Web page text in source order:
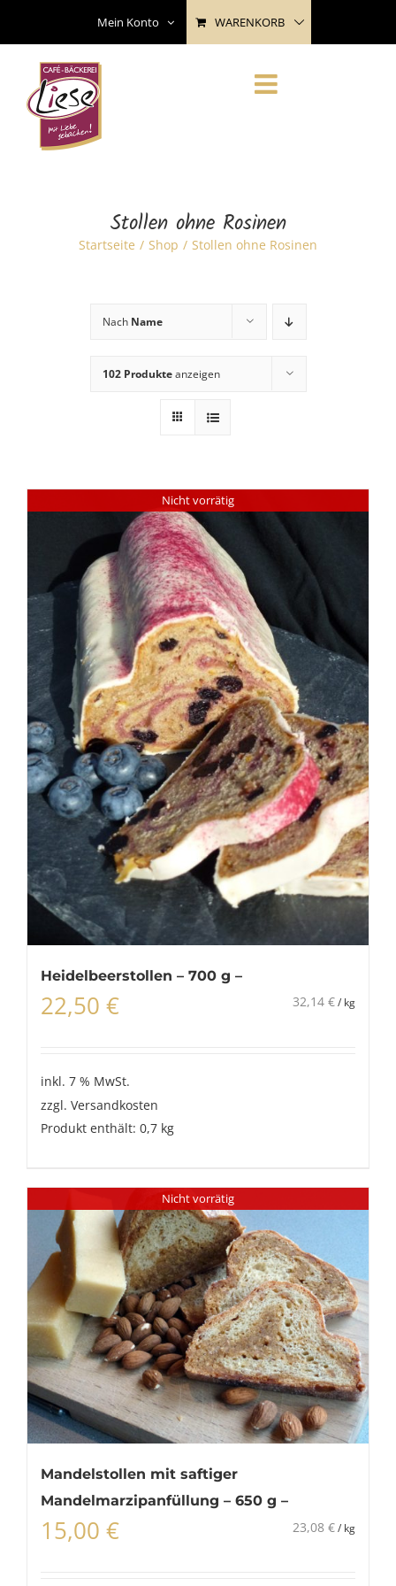
content
Mein Konto WARENKORB
Stollen ohne Rosinen
Startseite Shop Stollen ohne Rosinen
Nach Name
102 Produkteanzeigen
Nicht vorrätig
Heidelbeerstollen – 700 g –
22,50 € 32,14 €/ kg
inkl. 7 % MwSt.
zzgl. Versandkosten
Produkt enthält: 0,7 kg
Nicht vorrätig
Mandelstollen mit saftiger
Mandelmarzipanfüllung – 650 g –
15,00 € 23,08 €/ kg